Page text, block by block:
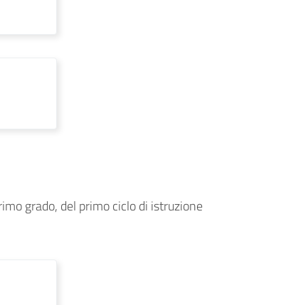
grado, del primo ciclo di istruzione